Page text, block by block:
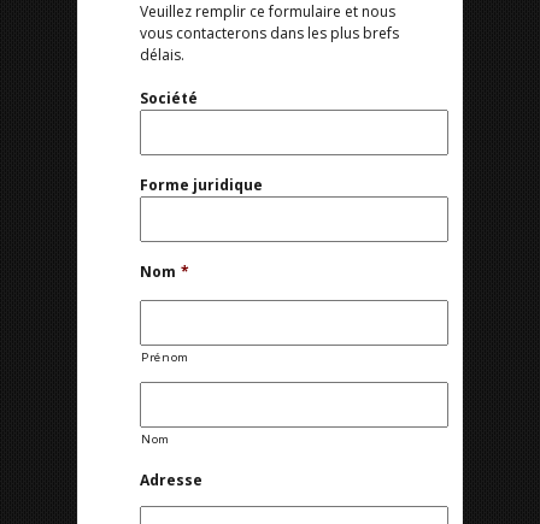
Veuillez remplir ce formulaire et nous
vous contacterons dans les plus brefs
délais.
Société
Forme juridique
Nom *
Prénom
Nom
Adresse